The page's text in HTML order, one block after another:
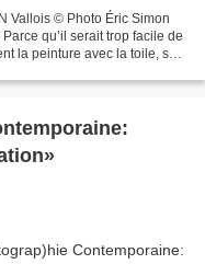
Vallois © Photo Éric Simon
qu’il serait trop facile de
la peinture avec la toile, son